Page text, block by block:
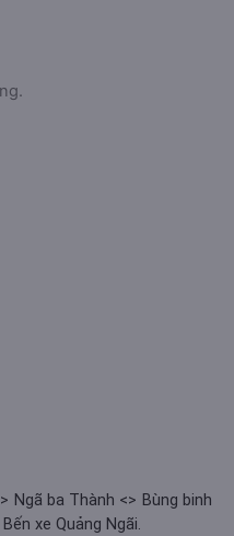
Ngã ba Thành <> Bùng binh
xe Quảng Ngãi.